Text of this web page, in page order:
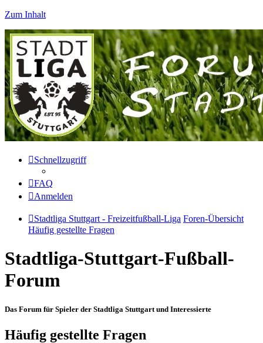
Zum Inhalt
Schnellzugriff
FAQ
Anmelden
Stadtliga Stuttgart - Freizeitfußball-Liga Foren-Übersicht
Häufig gestellte Fragen
Stadtliga-Stuttgart-Fußball-
Forum
Das Forum für Spieler der Stadtliga Stuttgart und Interessierte
Häufig gestellte Fragen